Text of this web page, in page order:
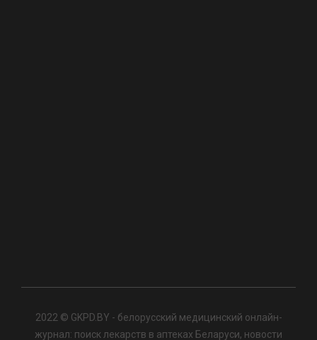
2022 © GKPD.BY - белорусский медицинский онлайн-
журнал: поиск лекарств в аптеках Беларуси, новости